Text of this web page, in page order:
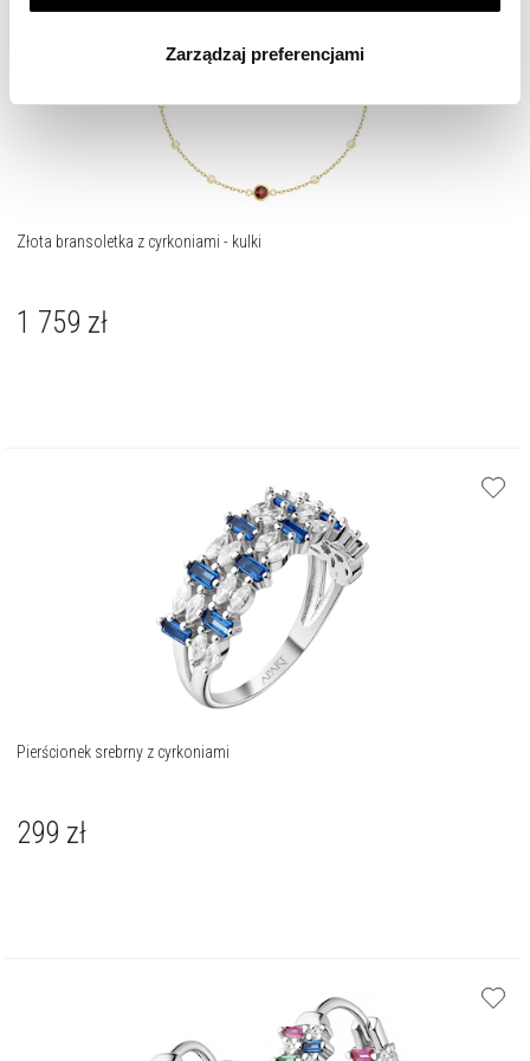
korzystamy. Możesz również wybrać jaki rodzaj plików
Zarządzaj preferencjami
. W każdej chwili możesz
dokonać zmiany wybranych przez Ciebie plików cookie.
Zarządzaj preferencjami
Złota bransoletka z cyrkoniami - kulki
1 759 zł
Pierścionek srebrny z cyrkoniami
299 zł